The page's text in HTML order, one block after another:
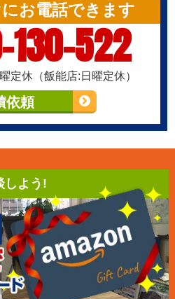
お電話できます
130-522
定休（飯能店:日曜定休）
依頼
しよう!